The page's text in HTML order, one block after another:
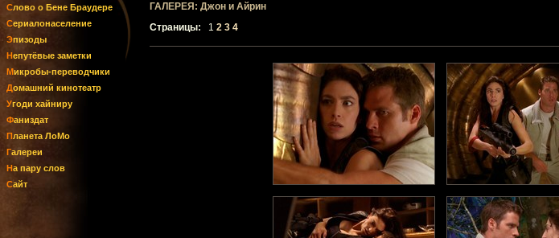
Слово о Бене Браудере
Сериалонаселение
Эпизоды
Непутёвые заметки
Микробы-переводчики
Домашний кинотеатр
Угоди хайниру
Фаниздат
Планета ЛоМо
Галереи
На пару слов
Сайт
ГАЛЕРЕЯ: Джон и Айрин
Страницы: 1 2 3 4